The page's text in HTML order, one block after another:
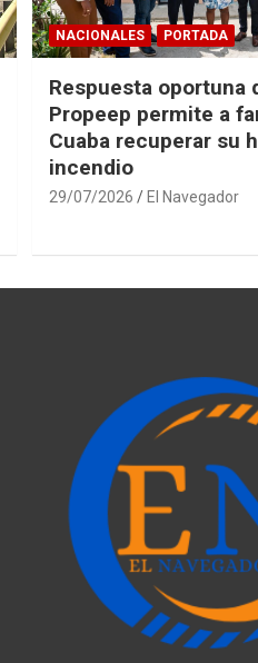
NACIONALES PORTADA
Respuesta oportuna
Propeep permite a
Cuaba recuperar su
incendio
29/07/2026 El Navegador